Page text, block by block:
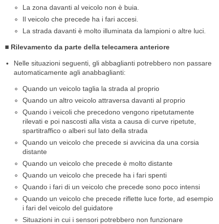
La zona davanti al veicolo non è buia.
Il veicolo che precede ha i fari accesi.
La strada davanti è molto illuminata da lampioni o altre luci.
■ Rilevamento da parte della telecamera anteriore
Nelle situazioni seguenti, gli abbaglianti potrebbero non passare
automaticamente agli anabbaglianti:
Quando un veicolo taglia la strada al proprio
Quando un altro veicolo attraversa davanti al proprio
Quando i veicoli che precedono vengono ripetutamente
rilevati e poi nascosti alla vista a causa di curve ripetute,
spartitraffico o alberi sul lato della strada
Quando un veicolo che precede si avvicina da una corsia
distante
Quando un veicolo che precede è molto distante
Quando un veicolo che precede ha i fari spenti
Quando i fari di un veicolo che precede sono poco intensi
Quando un veicolo che precede riflette luce forte, ad esempio
i fari del veicolo del guidatore
Situazioni in cui i sensori potrebbero non funzionare